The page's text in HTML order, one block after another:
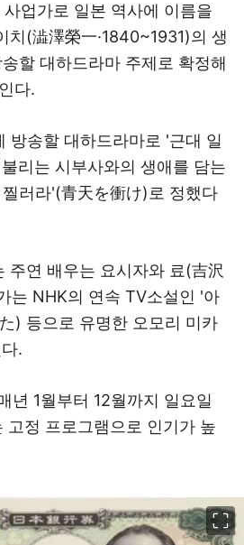
업가로 일본 역사에 이름을
치(澁澤榮一·1840~1931)의 생
할 대하드라마 주제로 확정해
다.
방송할 대하드라마로 '근대 일
리는 시부사와의 생애를 담는
러라'(青天を衝け)로 정했다
주연 배우는 요시자와 료(吉沢
는 NHK의 연속 TV소설인 '아
) 등으로 유명한 오모리 미카
.
년 1월부터 12월까지 일요일
고정 프로그램으로 인기가 높